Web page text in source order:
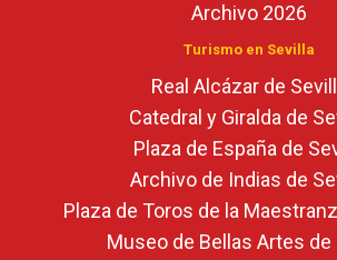
Archivo 2026
Turismo en Sevilla
Real Alcázar de
Catedral y Giralda de
Plaza de España de
Archivo de Indias de
Plaza de Toros de la
Museo de Bellas Artes de